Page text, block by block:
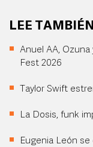
LEE TAMBIÉN
Anuel AA,
Fest 2026
Taylor Swift
La Dosis, funk
Eugenia León